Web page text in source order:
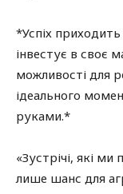
*Успіх
інвестує в своє
можливості для
ідеального
руками.*
«Зустрічі, які
лише шанс для